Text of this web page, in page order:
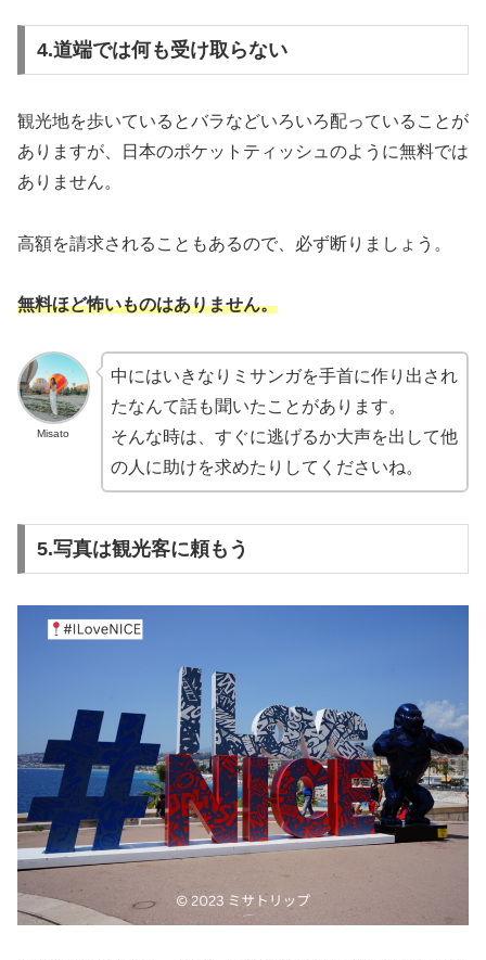
4.道端では何も受け取らない
観光地を歩いているとバラなどいろいろ配っていることが
ありますが、日本のポケットティッシュのように無料では
ありません。
高額を請求されることもあるので、必ず断りましょう。
無料ほど怖いものはありません。
Misato
中にはいきなりミサンガを手首に作り出され
たなんて話も聞いたことがあります。
そんな時は、すぐに逃げるか大声を出して他
の人に助けを求めたりしてくださいね。
5.写真は観光客に頼もう